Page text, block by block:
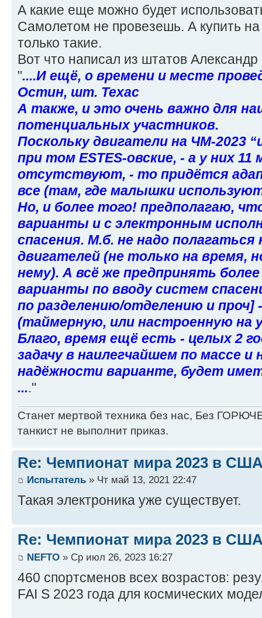
А какие еще можно будет
Самолетом не провезешь. А купить
только такие.
Вот что написал из штатов
"....И ещё, о времени и месте
Остин, шт. Техас
А также, и это очень важно для
потенциальных участников.
Поскольку двигатели на ЧМ-2023
при том ESTES-овские, - а у них 11
отсутствуют, - то придётся
все (там, где малышки
Но, и более того! предполагаю,
варианты и с электронным
спасения. М.б. не надо
двигателей (не только на время,
нему). А всё же предпринять
варианты по вводу систем
по разделению/отделению и проч]
(таймерную, или настроенную на
Благо, время ещё есть - целых 2
задачу в наилегчайшем по массе
надёжности варианте, будет
...."
Станет мертвой техника без нас, Без
танкист не выполнит приказ.
Re: Чемпионат мира 2023 в
Испытатель » Чт май 13, 2021 22:47
Такая электроника уже существует.
Re: Чемпионат мира 2023 в
NEFTO » Ср июл 26, 2023 16:27
460 спортсменов всех возрастов:
FAI S 2023 года для космических